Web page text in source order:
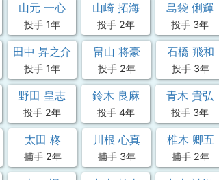
山元 一心
投手 1年
山崎 拓海
投手 2年
島袋 俐輝
投手 3年
田中 昇之介
投手 1年
畠山 将豪
投手 2年
石橋 飛和
投手 3年
野田 皇志
投手 2年
鈴木 良麻
投手 4年
青木 貴弘
投手 3年
太田 柊
捕手 2年
川根 心真
捕手 3年
椎木 卿五
捕手 2年